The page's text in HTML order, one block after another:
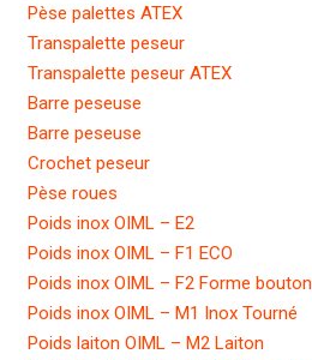
Pèse palettes ATEX
Transpalette peseur
Transpalette peseur ATEX
Barre peseuse
Barre peseuse
Crochet peseur
Pèse roues
Poids inox OIML – E2
Poids inox OIML – F1 ECO
Poids inox OIML – F2 Forme bouton
Poids inox OIML – M1 Inox Tourné
Poids laiton OIML – M2 Laiton